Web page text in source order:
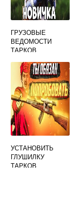
ГРУЗОВЫЕ
ВЕДОМОСТИ
ТАРКОВ
УСТАНОВИТЬ
ГЛУШИЛКУ
ТАРКОВ